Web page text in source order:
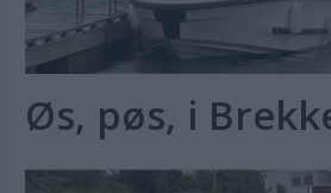
Øs, pøs, i